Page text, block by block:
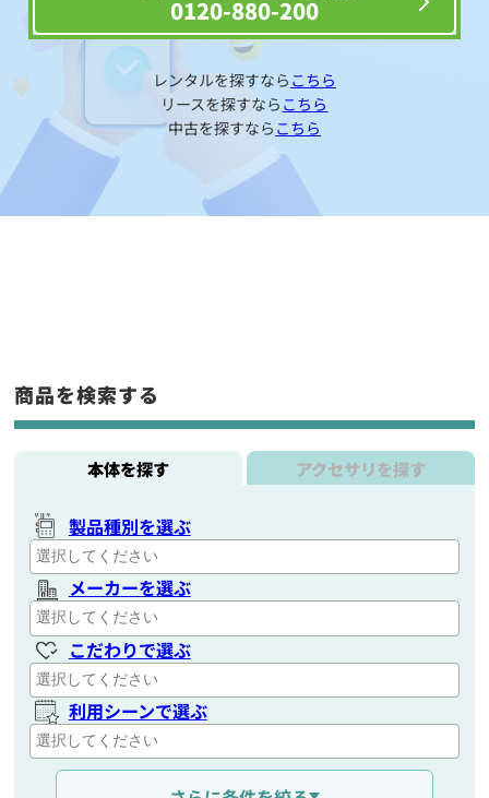
0120-880-200
レンタルを探すなら こちら
リースを探すなら こちら
中古を探すなら こちら
商品を検索する
本体を探す アクセサリを探す
製品種別を選ぶ
メーカーを選ぶ
こだわりで選ぶ
利用シーンで選ぶ
通信距離を選ぶ